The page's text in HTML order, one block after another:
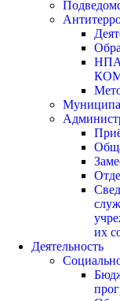
их
Деятельность